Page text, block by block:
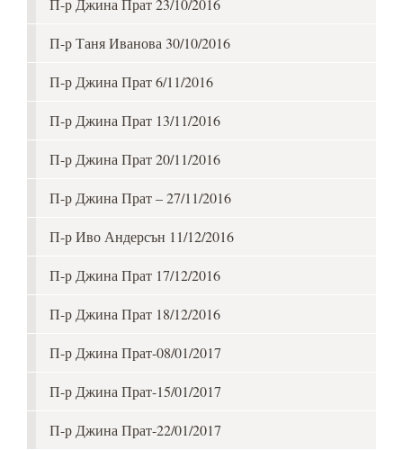
П-р Джина Прат 23/10/2016
П-р Таня Иванова 30/10/2016
П-р Джина Прат 6/11/2016
П-р Джина Прат 13/11/2016
П-р Джина Прат 20/11/2016
П-р Джина Прат – 27/11/2016
П-р Иво Андерсън 11/12/2016
П-р Джина Прат 17/12/2016
П-р Джина Прат 18/12/2016
П-р Джина Прат-08/01/2017
П-р Джина Прат-15/01/2017
П-р Джина Прат-22/01/2017